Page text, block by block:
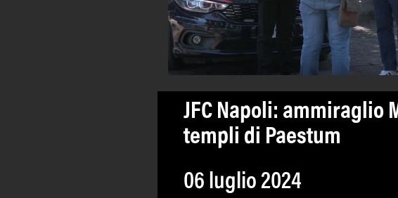
JFC Napoli: ammiraglio
templi di Paestum
06 luglio 2024